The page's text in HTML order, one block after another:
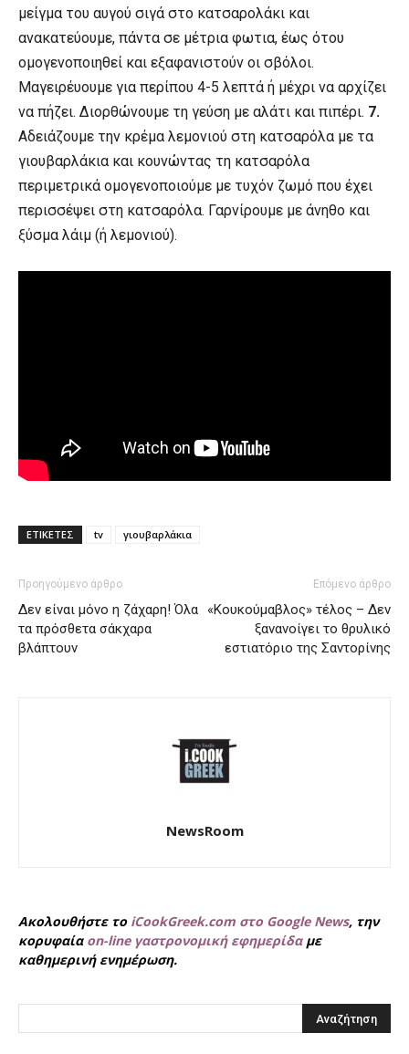
μείγμα του αυγού σιγά στο κατσαρολάκι και
ανακατεύουμε, πάντα σε μέτρια φωτια, έως ότου
ομογενοποιηθεί και εξαφανιστούν οι σβόλοι.
Μαγειρέυουμε για περίπου 4-5 λεπτά ή μέχρι να αρχίζει
να πήζει. Διορθώνουμε τη γεύση με αλάτι και πιπέρι. 7.
Αδειάζουμε την κρέμα λεμονιού στη κατσαρόλα με τα
γιουβαρλάκια και κουνώντας τη κατσαρόλα
περιμετρικά ομογενοποιούμε με τυχόν ζωμό που έχει
περισσέψει στη κατσαρόλα. Γαρνίρουμε με άνηθο και
ξύσμα λάιμ (ή λεμονιού).
ΕΤΙΚΕΤΕΣ tv γιουβαρλάκια
Προηγούμενο άρθρο
Δεν είναι μόνο η ζάχαρη! Όλα
τα πρόσθετα σάκχαρα
βλάπτουν
Επόμενο άρθρο
«Κουκούμαβλος» τέλος – Δεν
ξανανοίγει το θρυλικό
εστιατόριο της Σαντορίνης
NewsRoom
Ακολουθήστε το iCookGreek.com στο Google News, την
κορυφαία on-line γαστρονομική εφημερίδαμε
καθημερινή ενημέρωση.